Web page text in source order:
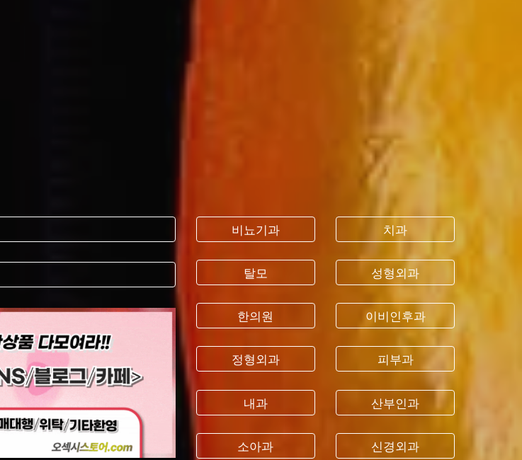
비뇨기과
탈모
한의원
정형외과
내과
소아과
치과
성형외과
이비인후과
피부과
산부인과
신경외과